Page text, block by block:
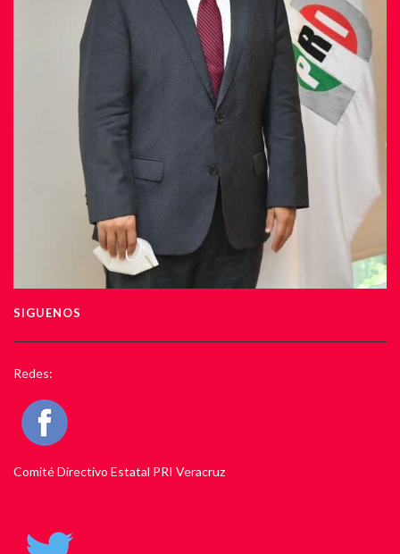
SIGUENOS
Redes:
Comité Directivo Estatal PRI Veracruz